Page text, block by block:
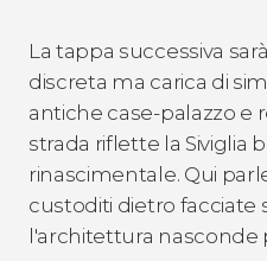
La tappa successiva sarà
discreta ma carica di
antiche case-palazzo e
strada riflette la Siviglia
rinascimentale. Qui
custoditi dietro facciate
l'architettura nasconde